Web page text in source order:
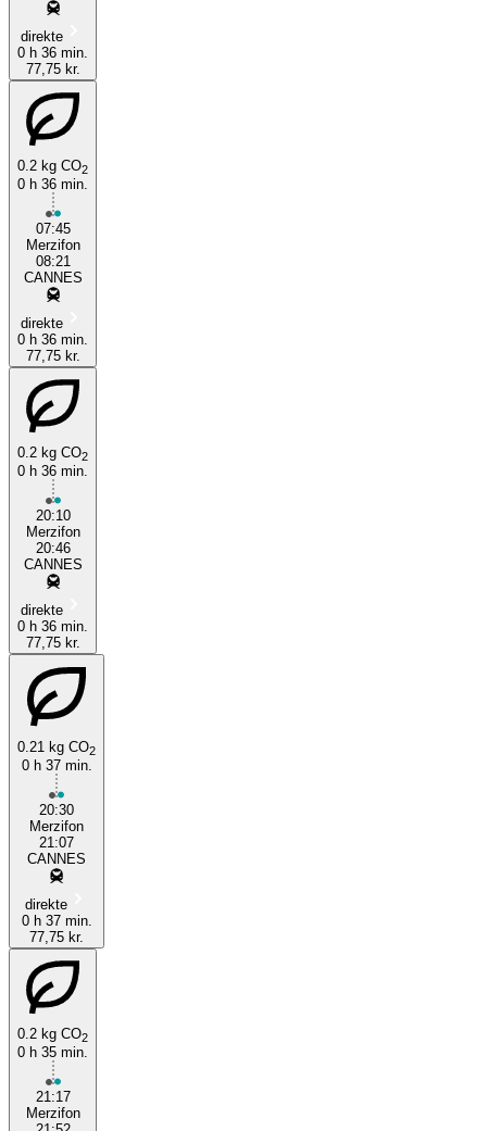
direkte
0 h 36 min.
77,75 kr.
0.2 kg CO2
0 h 36 min.
07:45
Merzifon
08:21
CANNES
direkte
0 h 36 min.
77,75 kr.
0.2 kg CO2
0 h 36 min.
20:10
Merzifon
20:46
CANNES
direkte
0 h 36 min.
77,75 kr.
0.21 kg CO2
0 h 37 min.
20:30
Merzifon
21:07
CANNES
direkte
0 h 37 min.
77,75 kr.
0.2 kg CO2
0 h 35 min.
21:17
Merzifon